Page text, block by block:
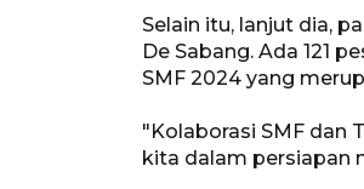
Selain itu, lanjut dia,
De Sabang. Ada 121
SMF 2024 yang
"Kolaborasi SMF dan
kita dalam persiapan